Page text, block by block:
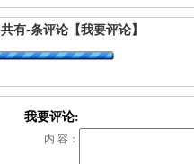
共有-条评论 【我要评论】
我要评论:
内 容：